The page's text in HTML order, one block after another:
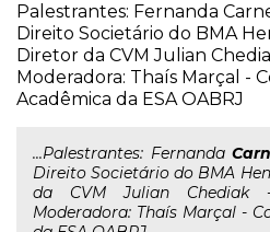
Palestrantes: Fernanda
Direito Societário do BMA
Diretor da CVM Julian
Moderadora: Thaís Marçal -
Acadêmica da ESA OABRJ
...Palestrantes: Fernanda
Direito Societário do BMA
da CVM Julian Chediak
Moderadora: Thaís Marçal -